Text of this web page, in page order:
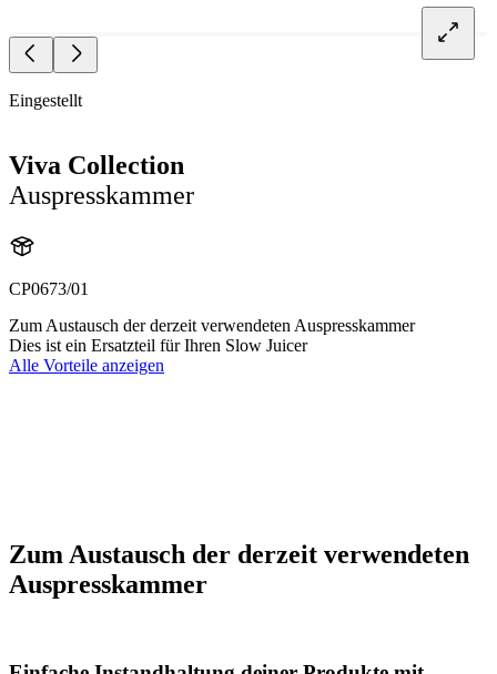
Eingestellt
Viva Collection
Auspresskammer
CP0673/01
Zum Austausch der derzeit verwendeten Auspresskammer
Dies ist ein Ersatzteil für Ihren Slow Juicer
Alle Vorteile anzeigen
Zum Austausch der derzeit verwendeten
Auspresskammer